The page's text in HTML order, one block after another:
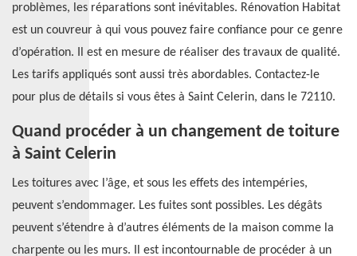
problèmes, les réparations sont inévitables. Rénovation Habitat
est un couvreur à qui vous pouvez faire confiance pour ce genre
d’opération. Il est en mesure de réaliser des travaux de qualité.
Les tarifs appliqués sont aussi très abordables. Contactez-le
pour plus de détails si vous êtes à Saint Celerin, dans le 72110.
Quand procéder à un changement de toiture
à Saint Celerin
Les toitures avec l’âge, et sous les effets des intempéries,
peuvent s’endommager. Les fuites sont possibles. Les dégâts
peuvent s’étendre à d’autres éléments de la maison comme la
charpente ou les murs. Il est incontournable de procéder à un